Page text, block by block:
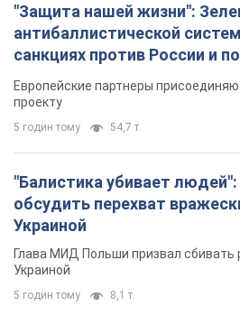
"Защита нашей жизни":
антибаллистической
санкциях против России и
Видео
Европейские партнеры
проекту
5 годин тому 54,7 т.
"Балистика убивает
обсудить перехват
Украиной
Глава МИД Польши призвал сбивать
Украиной
5 годин тому 8,1 т.